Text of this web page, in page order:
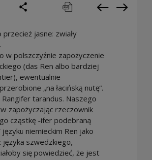
print pobierz Previous
Next
przecież jasne: zwiały
w polszczyźnie zapożyczenie
(das Ren albo bardziej
ewentualnie
„na łacińską nutę”.
tarandus. Naszego
zapożyczając rzeczownik
cząstkę -ifer podebraną
niemieckim Ren jako
szwedzkiego,
się powiedzieć, że jest